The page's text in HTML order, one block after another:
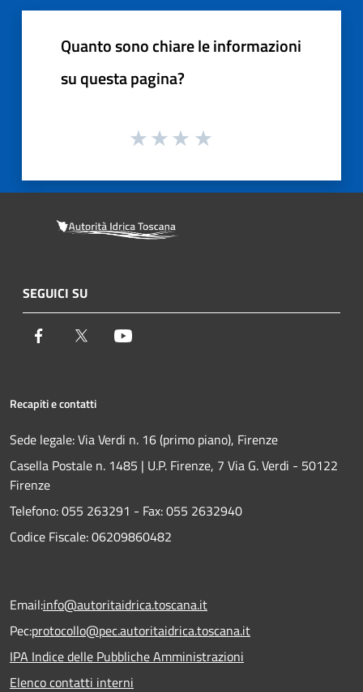
Quanto sono chiare le informazioni
su questa pagina?
SEGUICI SU
Facebook Twitter
Recapiti e contatti
Sede legale: Via Verdi n. 16 (primo piano), Firenze
Casella Postale n. 1485 | U.P. Firenze, 7 Via G. Verdi - 50122
Firenze
Telefono:055 263291 - Fax:055 2632940
Codice Fiscale: 06209860482
Email:info@autoritaidrica.toscana.it
Pec:protocollo@pec.autoritaidrica.toscana.it
IPA Indice delle Pubbliche Amministrazioni
Elenco contatti interni